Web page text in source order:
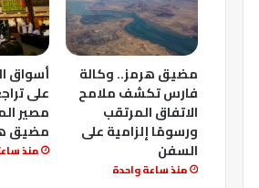
مضيق هرمز.. وكالة
فارس تكشف ملامح
الاتفاق المرتقب
ورسومًا إلزامية على
السفن
منذ ساعة واحدة
أسواق
على
مصير
مضيق
منذ